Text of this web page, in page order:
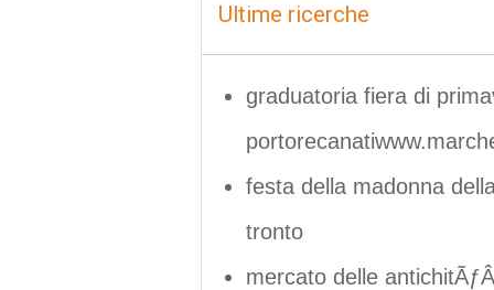
Ultime ricerche
graduatoria fiera di
festa della madonna
tronto
mercato delle